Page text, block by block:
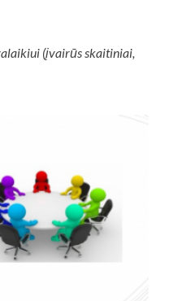
(įvairūs skaitiniai,